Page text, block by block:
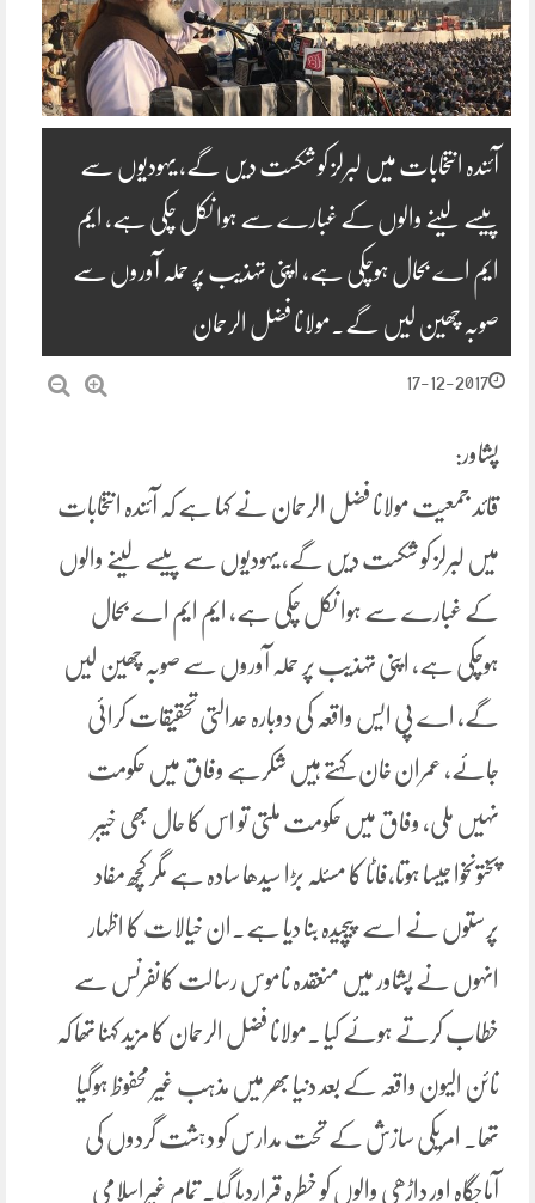
آئندہ انتخابات میں لبرلز کو شکست دیں گے، یہودیوں سے
پیسے لینے والوں کے غبارے سے ہوا نکل چکی ہے، ایم
ایم اے بحال ہوچکی ہے، اپنی تہذیب پر حملہ آوروں سے
صوبہ چھین لیں گے.مولانا فضل الرحمان
17-12-2017
پشاور:
قائد جمعیت مولانا فضل الرحمان نے کہا ہے کہ آئندہ انتخابات
میں لبرلز کو شکست دیں گے، یہودیوں سے پیسے لینے والوں
کے غبارے سے ہوا نکل چکی ہے، ایم ایم اے بحال
ہوچکی ہے، اپنی تہذیب پر حملہ آوروں سے صوبہ چھین لیں
گے، اے پی ایس واقعہ کی دوبارہ عدالتی تحقیقات کرائی
جائے، عمران خان کہتے ہیں شکرہے وفاق میں حکومت
نہیں ملی، وفاق میں حکومت ملتی تو اس کا حال بھی خیبر
پختونخوا جیسا ہوتا،فاٹا کا مسئلہ بڑا سیدھا سادہ ہے مگر کچھ مفاد
پرستوں نے اسے پیچیدہ بنا دیا ہے۔ان خیالات کا اظہار
انہوں نے پشاور میں منعقدہ ناموس رسالت کانفرنس سے
خطاب کرتے ہوئے کیا ۔مولانا فضل الرحمان کا مزید کہنا تھا کہ
نائن الیون واقعہ کے بعد دنیا بھر میں مذہب غیر محفوظ ہوگیا
تھا۔ امریکی سازش کے تحت مدارس کو دہشت گردوں کی
آماجگاہ اور داڑھی والوں کو خطرہ قراردیا گیا۔ تمام غیراسلامی